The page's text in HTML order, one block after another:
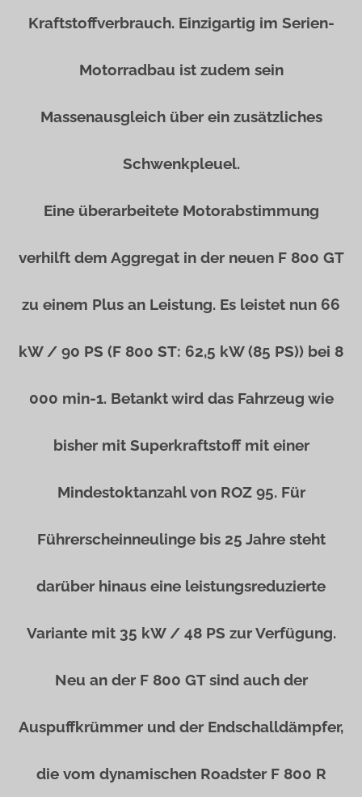
Kraftstoffverbrauch. Einzigartig im Serien-
Motorradbau ist zudem sein
Massenausgleich über ein zusätzliches
Schwenkpleuel.
Eine überarbeitete Motorabstimmung
verhilft dem Aggregat in der neuen F 800 GT
zu einem Plus an Leistung. Es leistet nun 66
kW / 90 PS (F 800 ST: 62,5 kW (85 PS)) bei 8
000 min-1. Betankt wird das Fahrzeug wie
bisher mit Superkraftstoff mit einer
Mindestoktanzahl von ROZ 95. Für
Führerscheinneulinge bis 25 Jahre steht
darüber hinaus eine leistungsreduzierte
Variante mit 35 kW / 48 PS zur Verfügung.
Neu an der F 800 GT sind auch der
Auspuffkrümmer und der Endschalldämpfer,
die vom dynamischen Roadster F 800 R